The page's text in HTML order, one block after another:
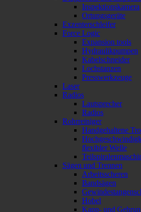
Inspektionskamera
Ortungsgeräte
Exzenterschleifer
Force Logic
Expansion tools
Hydraulikpumpen
Kabelschneider
Lochstanzen
Presswerkzeuge
Laser
Radios
Lautsprecher
Radios
Rohrreiniger
Handgehaltene
flexibler Welle
Sägen und Trennen
Arbeitsscheren
Bandsägen
Hobel
Kapp- und